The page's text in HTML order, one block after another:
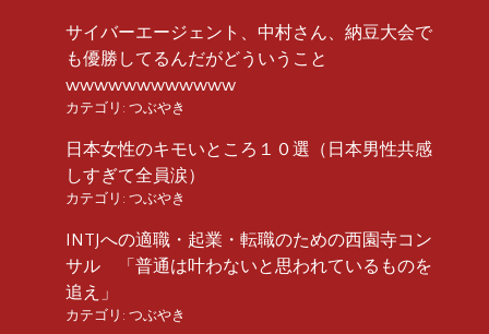
サイバーエージェント、中村さん、納豆大会で
も優勝してるんだがどういうこと
wwwwwwwwwwww
カテゴリ: つぶやき
日本女性のキモいところ１０選（日本男性共感
しすぎて全員涙）
カテゴリ: つぶやき
INTJへの適職・起業・転職のための西園寺コン
サル 「普通は叶わないと思われているものを
追え」
カテゴリ: つぶやき